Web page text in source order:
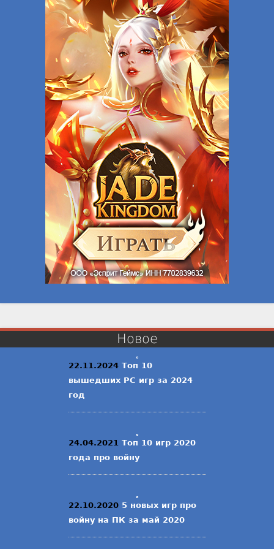
Новое
22.11.2024 Топ 10
вышедших PC игр за 2024
год
24.04.2021 Топ 10 игр 2020
года про войну
22.10.2020 5 новых игр про
войну на ПК за май 2020